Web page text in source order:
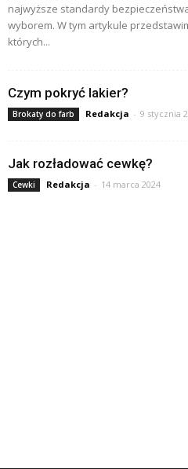
najwyższe standardy
wyborem. W tym artykule
których...
Czym pokryć lakier?
Brokaty do farb Redakcja - 9 stycznia
Jak rozładować cewkę?
Cewki Redakcja - 14 marca 2024